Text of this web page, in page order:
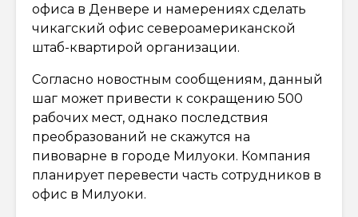
офиса в Денвере и намерениях сделать
чикагский офис североамериканской
штаб-квартирой организации.
Согласно новостным сообщениям, данный
шаг может привести к сокращению 500
рабочих мест, однако последствия
преобразований не скажутся на
пивоварне в городе Милуоки. Компания
планирует перевести часть сотрудников в
офис в Милуоки.